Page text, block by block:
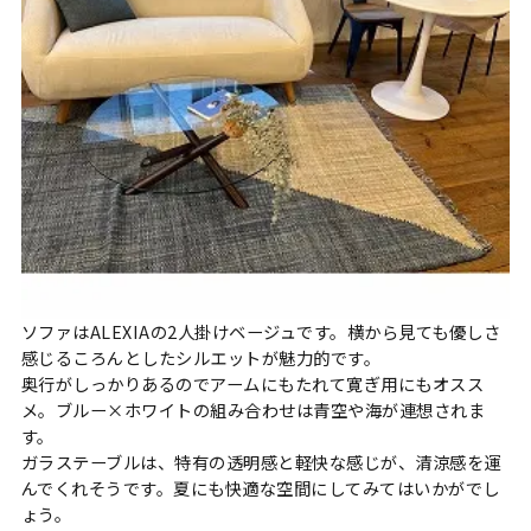
ソファはALEXIAの2人掛けベージュです。横から見ても優しさ
感じるころんとしたシルエットが魅力的です。
奥行がしっかりあるのでアームにもたれて寛ぎ用にもオスス
メ。ブルー×ホワイトの組み合わせは青空や海が連想されま
す。
ガラステーブルは、特有の透明感と軽快な感じが、清涼感を運
んでくれそうです。夏にも快適な空間にしてみてはいかがでし
ょう。